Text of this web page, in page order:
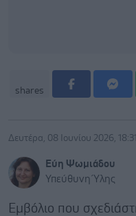
shares
Δευτέρα, 08 Ιουνίου 2026, 18:31
Εύη Ψωμιάδου
Υπεύθυνη Ύλης
Εμβόλιο που